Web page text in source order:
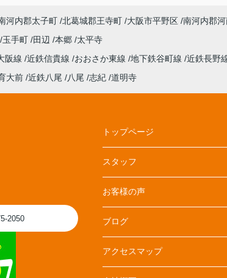
河内郡太子町 北葛城郡王寺町 大阪市平野区 南河内郡
玉手町 田辺 本郷 太平寺
阪線 近鉄信貴線 おおさか東線 地下鉄谷町線 近鉄長野
大前 近鉄八尾 八尾 志紀 道明寺
2050
トップページ
スタッフ
お客様の声
ブログ
アクセスマップ